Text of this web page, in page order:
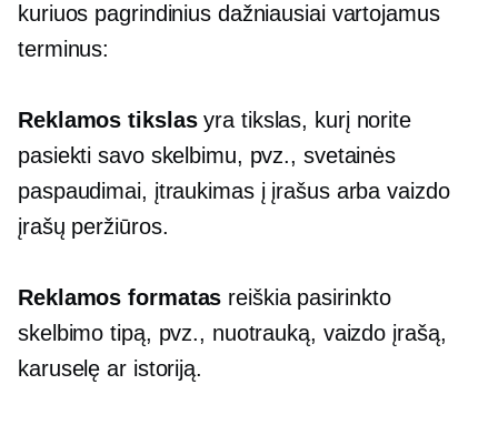
kuriuos pagrindinius dažniausiai vartojamus
terminus:
Reklamos tikslasyra tikslas, kurį norite
pasiekti savo skelbimu, pvz., svetainės
paspaudimai, įtraukimas į įrašus arba vaizdo
įrašų peržiūros.
Reklamos formatas reiškia pasirinkto
skelbimo tipą, pvz., nuotrauką, vaizdo įrašą,
karuselę ar istoriją.